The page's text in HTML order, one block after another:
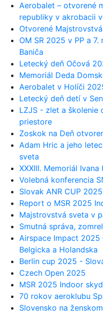
Aerobalet – otvorené
republiky v akrobacii
Otvorené
OM SR 2025 v PP a
Baniča
Letecký deň Očová
Memoriál Deda
Aerobalet v Holíči
Letecký deň detí v
LZJS - zlet a školenie
priestore
Zoskok na Deň
Adam Hric a jeho
sveta
XXXIII. Memoriál
Volebná konferencia
Slovak ANR CUP 2025
Report o MSR 2025
Majstrovstvá sveta v
Smutná správa,
Airspace Impact 2025
Belgicka a Holandska
Berlin cup 2025 -
Czech Open 2025
MSR 2025 Indoor
70 rokov aeroklubu
Slovensko na